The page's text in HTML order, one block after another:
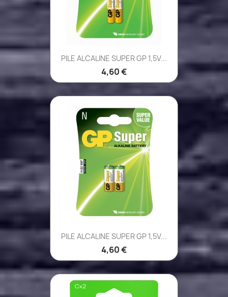
PILE ALCALINE SUPER GP 1,5V...
4,60 €
PILE ALCALINE SUPER GP 1,5V...
4,60 €